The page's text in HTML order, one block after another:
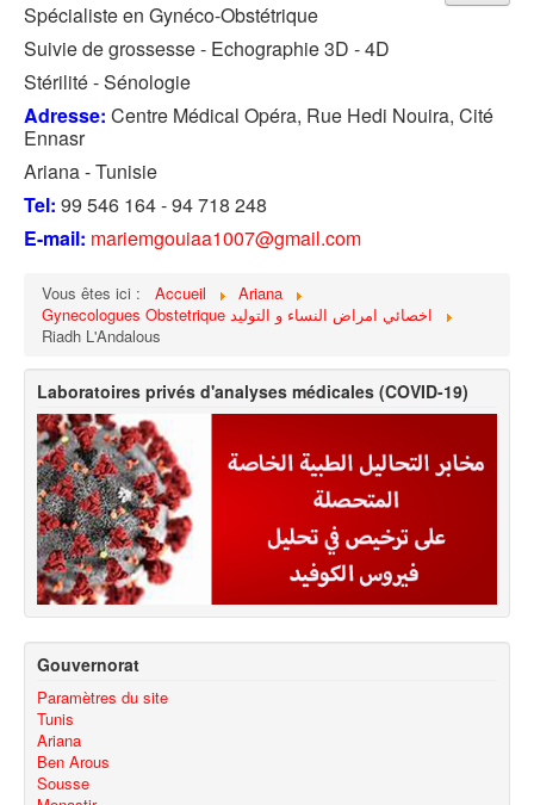
Spécialiste en Gynéco-Obstétrique
Suivie de grossesse - Echographie 3D - 4D
Stérilité - Sénologie
Adresse: Centre Médical Opéra, Rue Hedi Nouira, Cité
Ennasr
Ariana - Tunisie
Tel: 99 546 164 - 94 718 248
E-mail: mariemgouiaa1007@gmail.com
Vous êtes ici : Accueil
Ariana
Gynecologues Obstetrique اخصائي امراض النساء و التوليد
Riadh L'Andalous
Laboratoires privés d'analyses médicales (COVID-19)
Gouvernorat
Paramètres du site
Tunis
Ariana
Ben Arous
Sousse